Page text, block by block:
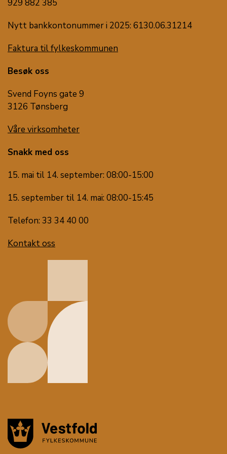
929 882 385
Nytt bankkontonummer i 2025: 6130.06.31214
Faktura til fylkeskommunen
Besøk oss
Svend Foyns gate 9
3126 Tønsberg
Våre virksomheter
Snakk med oss
15. mai til 14. september: 08:00-15:00
15. september til 14. mai: 08:00-15:45
Telefon: 33 34 40 00
Kontakt oss